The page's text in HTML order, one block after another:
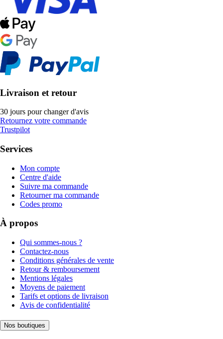
Livraison et retour
30 jours pour changer d'avis
Retournez votre commande
Trustpilot
Services
Mon compte
Centre d'aide
Suivre ma commande
Retourner ma commande
Codes promo
À propos
Qui sommes-nous ?
Contactez-nous
Conditions générales de vente
Retour & remboursement
Mentions légales
Moyens de paiement
Tarifs et options de livraison
Avis de confidentialité
Nos boutiques